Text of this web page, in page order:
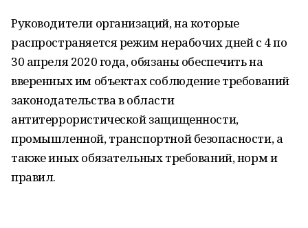
Руководители организаций, на которые
распространяется режим нерабочих дней с 4 по
30 апреля 2020 года, обязаны обеспечить на
вверенных им объектах соблюдение требований
законодательства в области
антитеррористической защищенности,
промышленной, транспортной безопасности, а
также иных обязательных требований, норм и
правил.